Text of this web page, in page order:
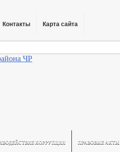
Контакты Карта сайта
КОРРУПЦИИ ПРАВОВЫЕ АКТЫ